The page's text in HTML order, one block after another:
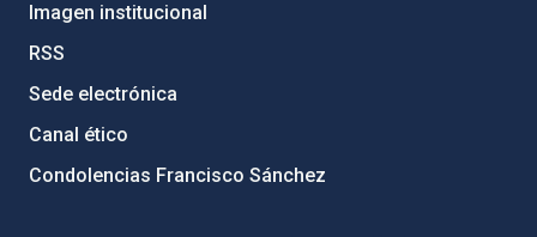
Imagen institucional
RSS
Sede electrónica
Canal ético
Condolencias Francisco Sánchez